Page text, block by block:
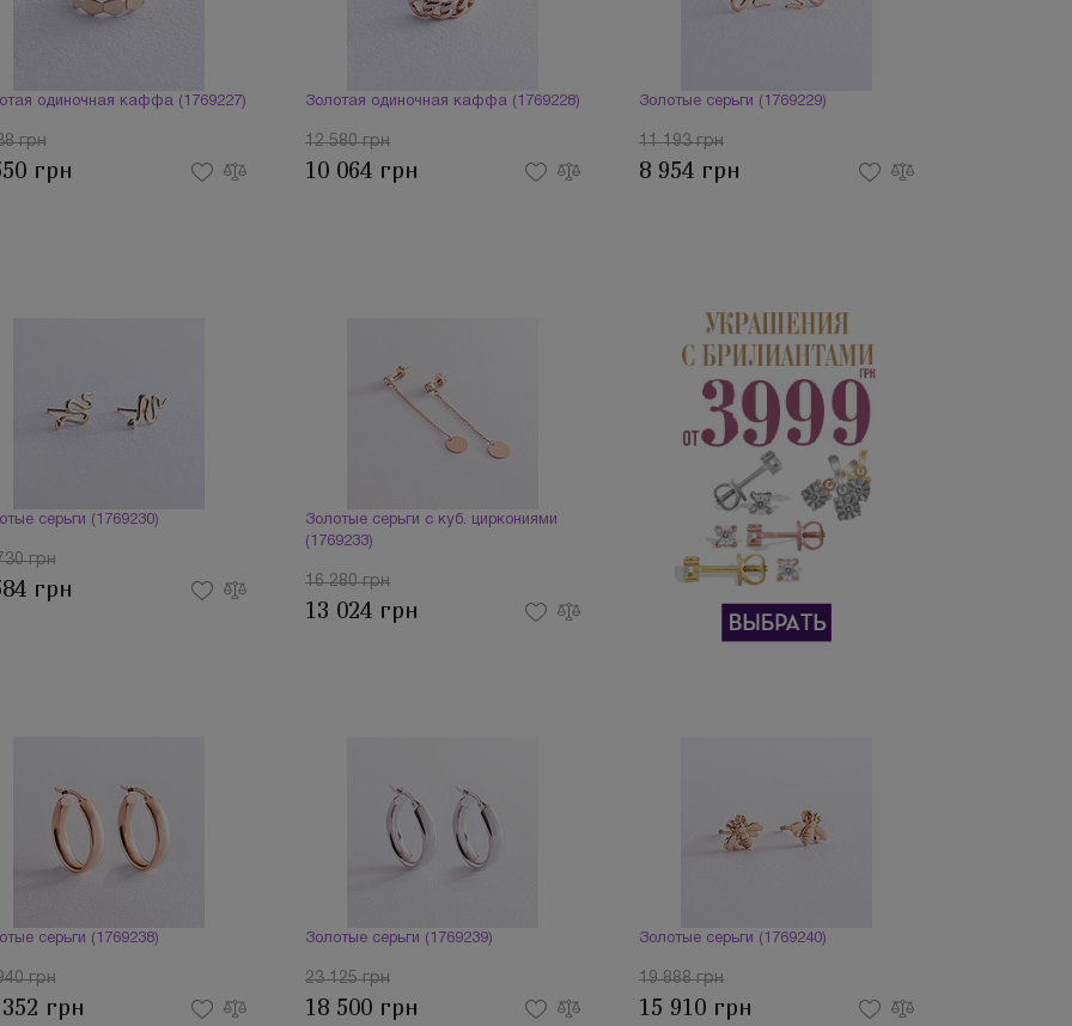
одиночная каффа (1769227)
грн
грн
Золотая одиночная каффа (1769228)
12 580 грн
10 064 грн
Золотые серьги (1769229)
11 193 грн
8 954 грн
серьги (1769230)
грн
грн
Золотые серьги с куб. циркониями
(1769233)
16 280 грн
13 024 грн
серьги (1769238)
грн
грн
Золотые серьги (1769239)
23 125 грн
18 500 грн
Золотые серьги (1769240)
19 888 грн
15 910 грн